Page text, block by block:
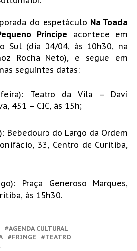
do espetáculo Na Toada
Príncipe acontece em
Sul (dia 04/04, às 10h30, na
Rocha Neto), e segue em
seguintes datas:
feira): Teatro da Vila – Davi
451 – CIC, às 15h;
Bebedouro do Largo da Ordem
33, Centro de Curitiba,
Praça Generoso Marques,
às 15h30.
AGENDA CULTURAL
FRINGE
TEATRO